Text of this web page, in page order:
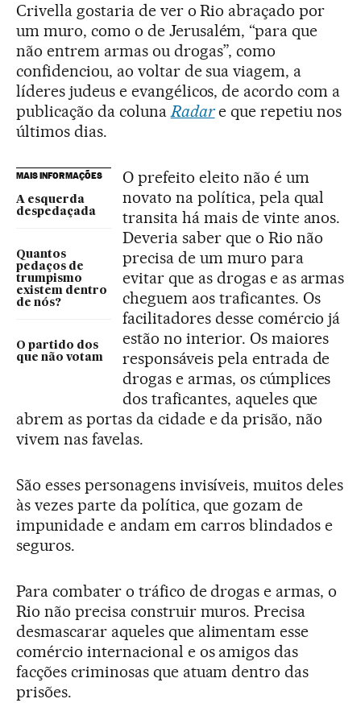
Crivella gostaria de ver o Rio abraçado por
um muro, como o de Jerusalém, “para que
não entrem armas ou drogas”, como
confidenciou, ao voltar de sua viagem, a
líderes judeus e evangélicos, de acordo com a
publicação da colunaRadare que repetiu nos
últimos dias.
MAIS INFORMAÇÕES
A esquerda
despedaçada
Quantos
pedaços de
trumpismo
existem dentro
de nós?
O partido dos
que não votam
O prefeito eleito não é um
novato na política, pela qual
transita há mais de vinte anos.
Deveria saber que o Rio não
precisa de um muro para
evitar que as drogas e as armas
cheguem aos traficantes. Os
facilitadores desse comércio já
estão no interior. Os maiores
responsáveis pela entrada de
drogas e armas, os cúmplices
dos traficantes, aqueles que
abrem as portas da cidade e da prisão, não
vivem nas favelas.
São esses personagens invisíveis, muitos deles
às vezes parte da política, que gozam de
impunidade e andam em carros blindados e
seguros.
Para combater o tráfico de drogas e armas, o
Rio não precisa construir muros. Precisa
desmascarar aqueles que alimentam esse
comércio internacional e os amigos das
facções criminosas que atuam dentro das
prisões.